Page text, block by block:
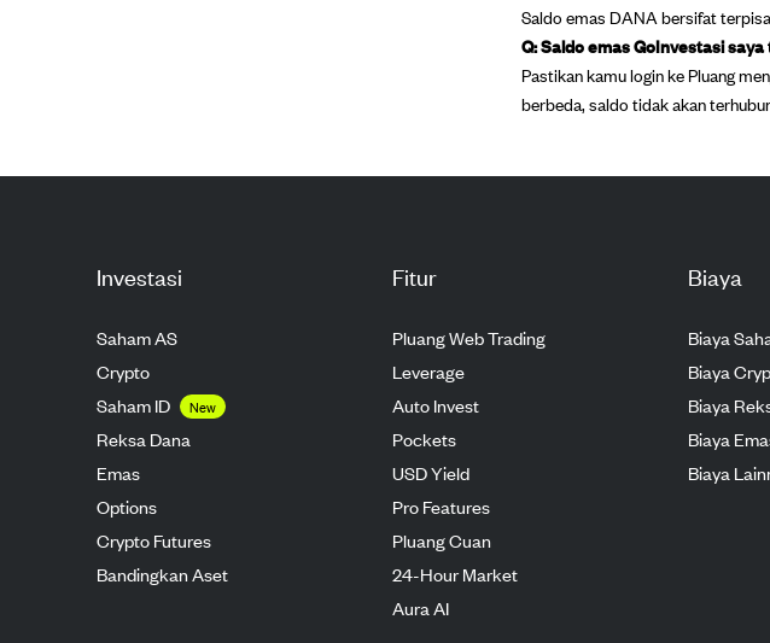
Saldo emas DANA bersifat
Q: Saldo emas GoInvestasi
Pastikan kamu login ke Pluang
berbeda, saldo tidak akan
Investasi
Saham AS
Crypto
Saham ID
New
Reksa Dana
Emas
Options
Crypto Futures
Bandingkan Aset
Fitur
Pluang Web Trading
Leverage
Auto Invest
Pockets
USD Yield
Pro Features
Pluang Cuan
24-Hour Market
Aura AI
Biaya
Biaya
Biaya
Biaya
Biaya
Biaya